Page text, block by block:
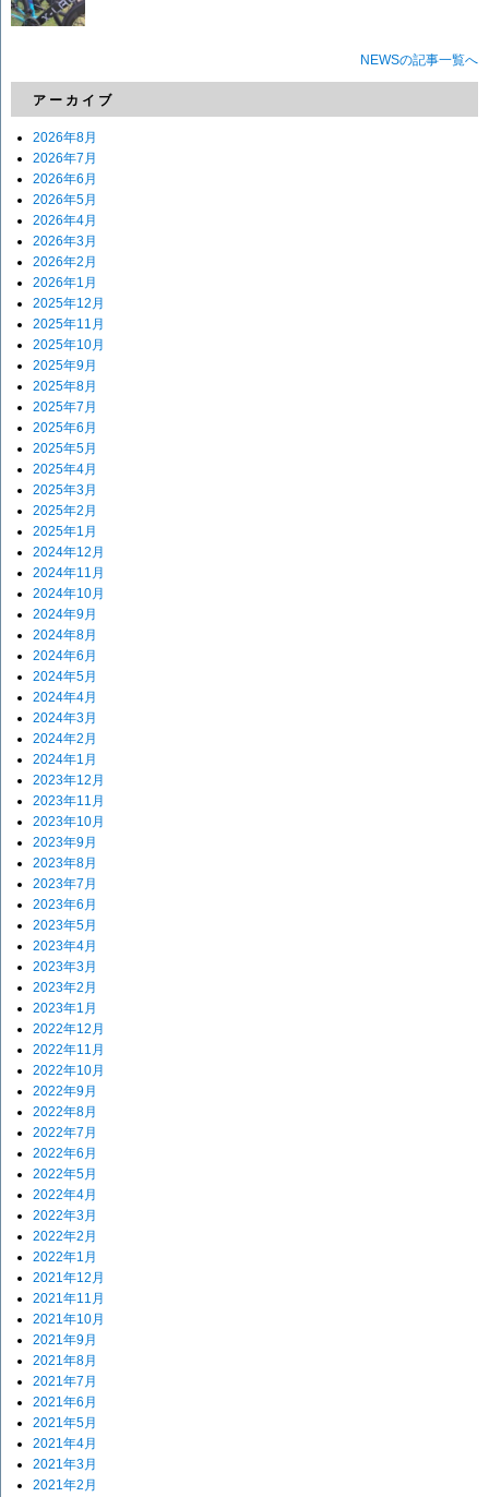
NEWSの記事一覧へ
アーカイブ
2026年8月
2026年7月
2026年6月
2026年5月
2026年4月
2026年3月
2026年2月
2026年1月
2025年12月
2025年11月
2025年10月
2025年9月
2025年8月
2025年7月
2025年6月
2025年5月
2025年4月
2025年3月
2025年2月
2025年1月
2024年12月
2024年11月
2024年10月
2024年9月
2024年8月
2024年6月
2024年5月
2024年4月
2024年3月
2024年2月
2024年1月
2023年12月
2023年11月
2023年10月
2023年9月
2023年8月
2023年7月
2023年6月
2023年5月
2023年4月
2023年3月
2023年2月
2023年1月
2022年12月
2022年11月
2022年10月
2022年9月
2022年8月
2022年7月
2022年6月
2022年5月
2022年4月
2022年3月
2022年2月
2022年1月
2021年12月
2021年11月
2021年10月
2021年9月
2021年8月
2021年7月
2021年6月
2021年5月
2021年4月
2021年3月
2021年2月